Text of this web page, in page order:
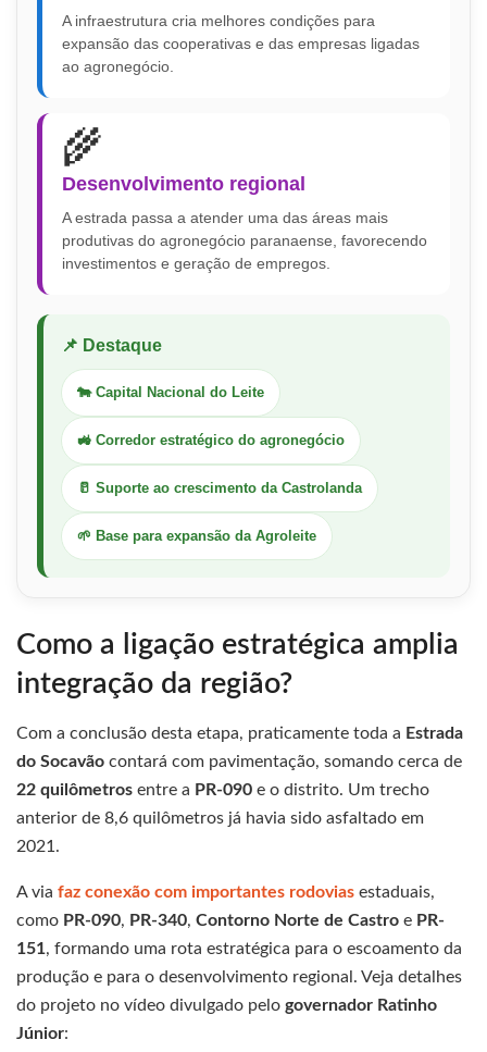
A infraestrutura cria melhores condições para
expansão das cooperativas e das empresas ligadas
ao agronegócio.
🌾
Desenvolvimento regional
A estrada passa a atender uma das áreas mais
produtivas do agronegócio paranaense, favorecendo
investimentos e geração de empregos.
📌 Destaque
🐄 Capital Nacional do Leite
🚜 Corredor estratégico do agronegócio
🥛 Suporte ao crescimento da Castrolanda
🌱 Base para expansão da Agroleite
Como a ligação estratégica amplia
integração da região?
Com a conclusão desta etapa, praticamente toda a Estrada
do Socavão contará com pavimentação, somando cerca de
22 quilômetros entre a PR-090 e o distrito. Um trecho
anterior de 8,6 quilômetros já havia sido asfaltado em
2021.
A via faz conexão com importantes rodovias estaduais,
como PR-090, PR-340, Contorno Norte de Castro e PR-
151, formando uma rota estratégica para o escoamento da
produção e para o desenvolvimento regional. Veja detalhes
do projeto no vídeo divulgado pelo governador Ratinho
Júnior: